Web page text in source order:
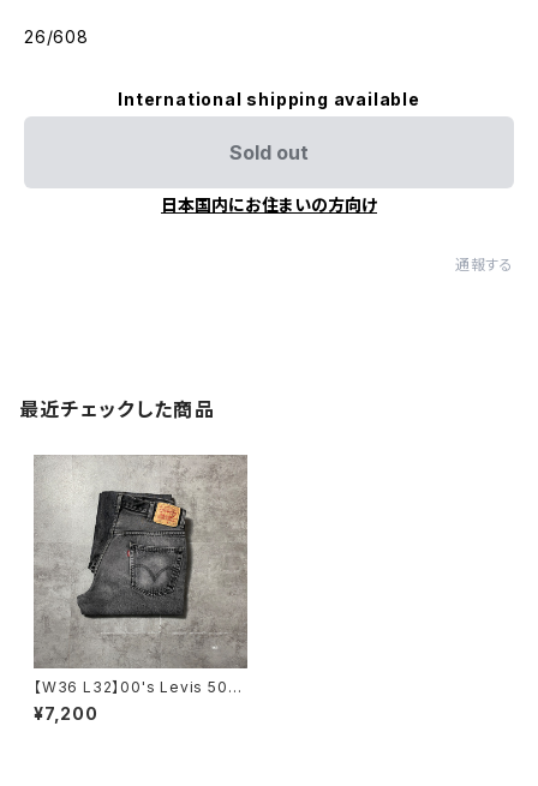
26/608
International shipping available
Sold out
日本国内にお住まいの方向け
通報する
最近チェックした商品
【W36 L32】00's Levis 505
リーバイス ジッパーフライ ス
トレート ヒゲ 縦落ち ブラッ
¥7,200